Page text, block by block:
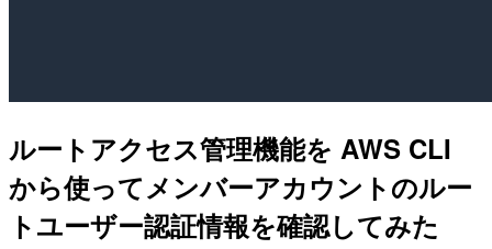
ルートアクセス管理機能を AWS CLI
から使ってメンバーアカウントのルー
トユーザー認証情報を確認してみた